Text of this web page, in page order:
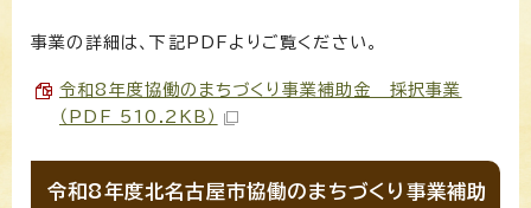
事業の詳細は、下記PDFよりご覧ください。
令和8年度協働のまちづくり事業補助金 採択事業
（PDF 510.2KB）
令和8年度北名古屋市協働のまちづくり事業補助